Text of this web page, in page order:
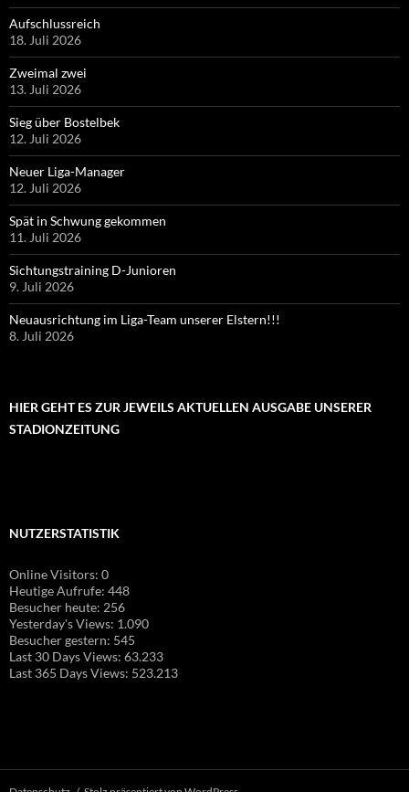
Aufschlussreich
18. Juli 2026
Zweimal zwei
13. Juli 2026
Sieg über Bostelbek
12. Juli 2026
Neuer Liga-Manager
12. Juli 2026
Spät in Schwung gekommen
11. Juli 2026
Sichtungstraining D-Junioren
9. Juli 2026
Neuausrichtung im Liga-Team unserer Elstern!!!
8. Juli 2026
HIER GEHT ES ZUR JEWEILS AKTUELLEN AUSGABE UNSERER
STADIONZEITUNG
NUTZERSTATISTIK
Online Visitors: 0
Heutige Aufrufe: 448
Besucher heute: 256
Yesterday's Views: 1.090
Besucher gestern: 545
Last 30 Days Views: 63.233
Last 365 Days Views: 523.213